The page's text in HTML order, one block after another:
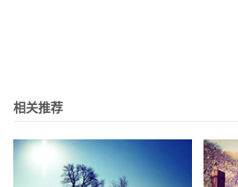
相关推荐